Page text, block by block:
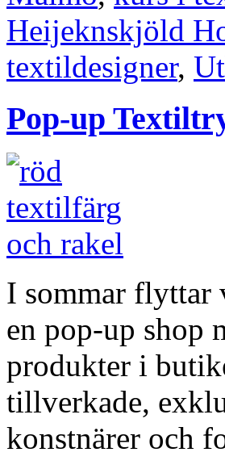
Heijeknskjöld
textildesigner,
Pop-up
I sommar flyttar
en pop-up shop
produkter i
tillverkade,
konstnärer och